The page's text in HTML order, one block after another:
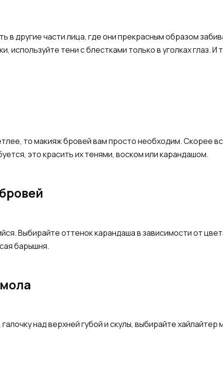
другие части лица, где они прекрасным образом
тени с блестками только в уголках глаз. И
то макияж бровей вам просто необходим. Скорее
это красить их тенями, воском или карандашом.
Выбирайте оттенок карандаша в зависимости от
барышня.
над верхней губой и скулы, выбирайте хайлайтер